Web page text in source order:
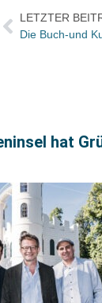
LETZTER
hat